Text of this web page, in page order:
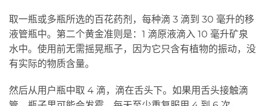
取一瓶或多瓶所选的百花药剂，每种滴 3 滴到 30 毫升的移
液管瓶中。第二个黄金准则是：1 滴原液滴入 10 毫升矿泉
水中。使用前无需摇晃瓶子，因为它只含有植物的振动，没
有实际的物质含量。
然后从用户瓶中取 4 滴，滴在舌头下。如果用舌头接触滴